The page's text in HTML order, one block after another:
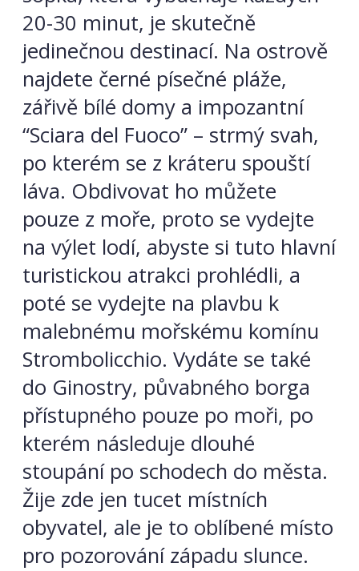
20-30 minut, je skutečně
jedinečnou destinací. Na ostrově
najdete černé písečné pláže,
zářivě bílé domy a impozantní
“Sciara del Fuoco” – strmý svah,
po kterém se z kráteru spouští
láva. Obdivovat ho můžete
pouze z moře, proto se vydejte
na výlet lodí, abyste si tuto hlavní
turistickou atrakci prohlédli, a
poté se vydejte na plavbu k
malebnému mořskému komínu
Strombolicchio. Vydáte se také
do Ginostry, půvabného borga
přístupného pouze po moři, po
kterém následuje dlouhé
stoupání po schodech do města.
Žije zde jen tucet místních
obyvatel, ale je to oblíbené místo
pro pozorování západu slunce.